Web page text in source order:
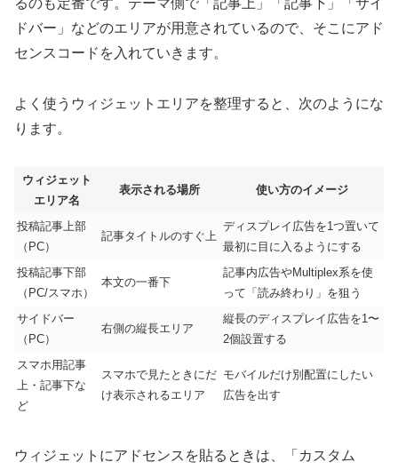
るのも定番です。テーマ側で「記事上」「記事下」「サイ
ドバー」などのエリアが用意されているので、そこにアド
センスコードを入れていきます。
よく使うウィジェットエリアを整理すると、次のようにな
ります。
ウィジェット
エリア名
表示される場所 使い方のイメージ
投稿記事上部
（PC）
記事タイトルのすぐ上
ディスプレイ広告を1つ置いて
最初に目に入るようにする
投稿記事下部
（PC/スマホ）
本文の一番下
記事内広告やMultiplex系を使
って「読み終わり」を狙う
サイドバー
（PC）
右側の縦長エリア
縦長のディスプレイ広告を1〜
2個設置する
スマホ用記事
上・記事下な
ど
スマホで見たときにだ
け表示されるエリア
モバイルだけ別配置にしたい
広告を出す
ウィジェットにアドセンスを貼るときは、「カスタム